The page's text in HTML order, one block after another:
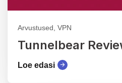
Arvustused, VPN
Tunnelbear
Loe edasi